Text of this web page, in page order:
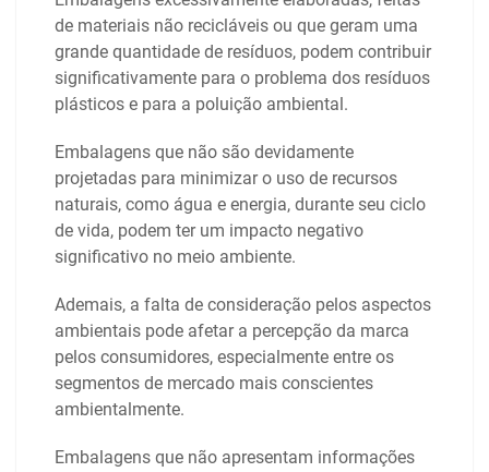
de materiais não recicláveis ​​ou que geram uma
grande quantidade de resíduos, podem contribuir
significativamente para o problema dos resíduos
plásticos e para a poluição ambiental.
Embalagens que não são devidamente
projetadas para minimizar o uso de recursos
naturais, como água e energia, durante seu ciclo
de vida, podem ter um impacto negativo
significativo no meio ambiente.
Ademais, a falta de consideração pelos aspectos
ambientais pode afetar a percepção da marca
pelos consumidores, especialmente entre os
segmentos de mercado mais conscientes
ambientalmente.
Embalagens que não apresentam informações